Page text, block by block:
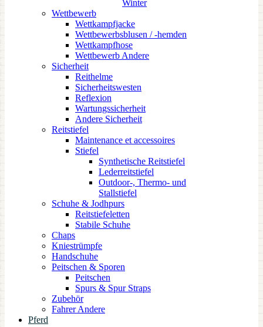
Winter
Wettbewerb
Wettkampfjacke
Wettbewerbsblusen / -hemden
Wettkampfhose
Wettbewerb Andere
Sicherheit
Reithelme
Sicherheitswesten
Reflexion
Wartungssicherheit
Andere Sicherheit
Reitstiefel
Maintenance et accessoires
Stiefel
Synthetische Reitstiefel
Lederreitstiefel
Outdoor-, Thermo- und
Stallstiefel
Schuhe & Jodhpurs
Reitstiefeletten
Stabile Schuhe
Chaps
Kniestrümpfe
Handschuhe
Peitschen & Sporen
Peitschen
Spurs & Spur Straps
Zubehör
Fahrer Andere
Pferd